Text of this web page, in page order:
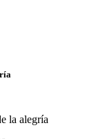
la alegría